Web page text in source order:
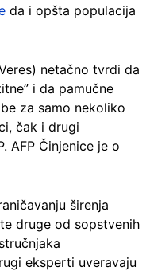
da i opšta populacija
netačno tvrdi da
i da pamučne
za samo nekoliko
čak i drugi
AFP Činjenice je o
širenja
druge od sopstvenih
eksperti uveravaju